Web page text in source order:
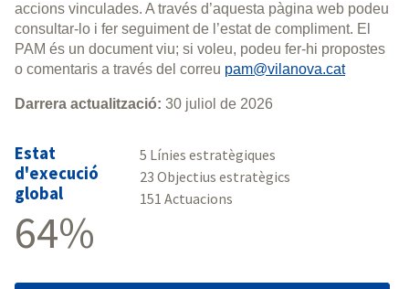
accions vinculades. A través d’aquesta pàgina web podeu
consultar-lo i fer seguiment de l’estat de compliment. El
PAM és un document viu; si voleu, podeu fer-hi propostes
o comentaris a través del correu pam@vilanova.cat
Darrera actualització: 30 juliol de 2026
Estat
d'execució
global
64%
5 Línies estratègiques
23 Objectius estratègics
151 Actuacions